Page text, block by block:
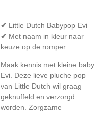
✔ Little Dutch Babypop Evi
✔ Met naam in kleur naar
keuze op de romper
Maak kennis met kleine baby
Evi. Deze lieve pluche pop
van Little Dutch wil graag
geknuffeld en verzorgd
worden. Zorgzame